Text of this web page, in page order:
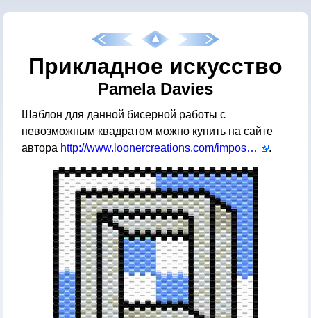
Прикладное искусство
Pamela Davies
Шаблон для данной бисерной работы с
невозможным квадратом можно купить на сайте
автора
http://www.loonercreations.com/impossible_square.htm .